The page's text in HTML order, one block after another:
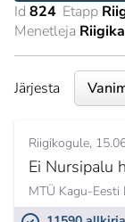
Id 824 Etapp
Menetleja
Järjesta
Riigikogule
Ei Nursipalu
MTÜ Kagu-Eesti